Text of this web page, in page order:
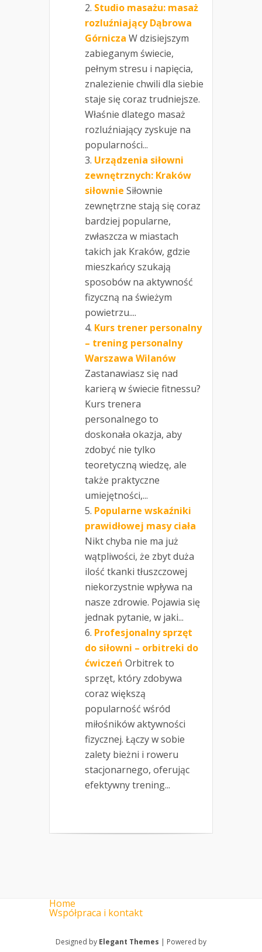
Studio masażu: masaż
rozluźniający Dąbrowa
Górnicza W dzisiejszym
zabieganym świecie,
pełnym stresu i napięcia,
znalezienie chwili dla siebie
staje się coraz trudniejsze.
Właśnie dlatego masaż
rozluźniający zyskuje na
popularności...
Urządzenia siłowni
zewnętrznych: Kraków
siłownie Siłownie
zewnętrzne stają się coraz
bardziej popularne,
zwłaszcza w miastach
takich jak Kraków, gdzie
mieszkańcy szukają
sposobów na aktywność
fizyczną na świeżym
powietrzu....
Kurs trener personalny
– trening personalny
Warszawa Wilanów
Zastanawiasz się nad
karierą w świecie fitnessu?
Kurs trenera
personalnego to
doskonała okazja, aby
zdobyć nie tylko
teoretyczną wiedzę, ale
także praktyczne
umiejętności,...
Popularne wskaźniki
prawidłowej masy ciała
Nikt chyba nie ma już
wątpliwości, że zbyt duża
ilość tkanki tłuszczowej
niekorzystnie wpływa na
nasze zdrowie. Pojawia się
jednak pytanie, w jaki...
Profesjonalny sprzęt
do siłowni – orbitreki do
ćwiczeń Orbitrek to
sprzęt, który zdobywa
coraz większą
popularność wśród
miłośników aktywności
fizycznej. Łączy w sobie
zalety bieżni i roweru
stacjonarnego, oferując
efektywny trening...
Home
Współpraca i kontakt
Designed by Elegant Themes | Powered by